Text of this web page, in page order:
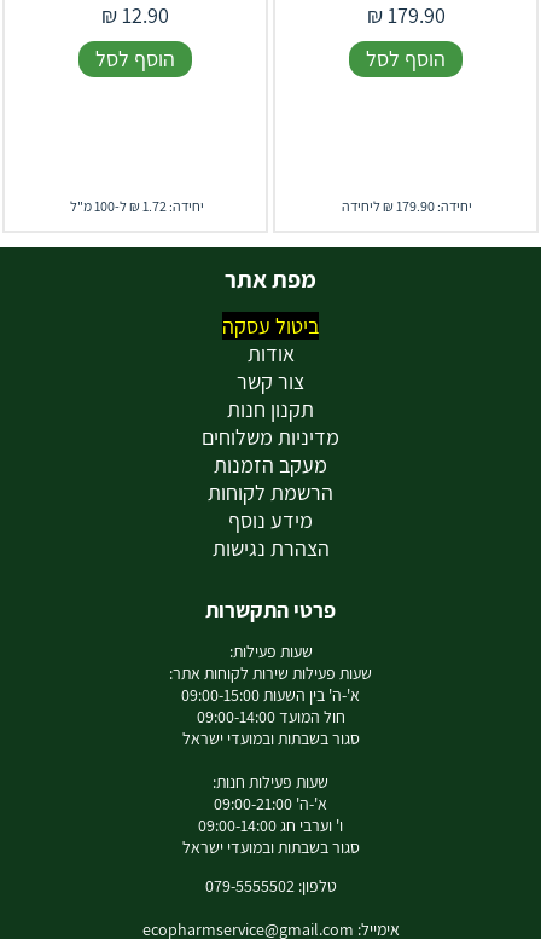
179.90
₪
הוסף לסל
יחידה: 179.90 ₪ ליחידה
12.90
₪
הוסף לסל
יחידה: 1.72 ₪ ל-100 מ"ל
מפת אתר
ביטול עסקה
אודות
צור קשר
תקנון חנות
מדיניות משלוחים
מעקב הזמנות
הרשמת לקוחות
מידע נוסף
הצהרת נגישות
פרטי התקשרות
שעות פעילות:
שעות פעילות שירות לקוחות אתר:
א'-ה' בין השעות 09:00-15:00
חול המועד 09:00-14:00
סגור בשבתות ובמועדי ישראל
שעות פעילות חנות:
א'-ה' 09:00-21:00
ו' וערבי חג 09:00-14:00
סגור בשבתות ובמועדי ישראל
טלפון: 079-5555502
אימייל: ecopharmservice@gmail.com